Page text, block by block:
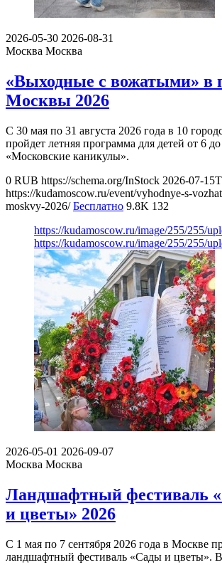
2026-05-30 2026-08-31
Москва Москва
«Выходные с вожатыми» в
Москвы 2026
С 30 мая по 31 августа 2026 года в 10
пройдет летняя программа для детей от 6
«Московские каникулы».
0 RUB https://schema.org/InStock 2026-07-
https://kudamoscow.ru/event/vyhodnye-s-
moskvy-2026/ Бесплатно 9.8K 132
https://kudamoscow.ru/image/255/255/
https://kudamoscow.ru/image/255/255/
2026-05-01 2026-09-07
Москва Москва
Ландшафтный фестиваль
и цветы» 2026
С 1 мая по 7 сентября 2026 года в Москве
ландшафтный фестиваль «Сады и цветы». В